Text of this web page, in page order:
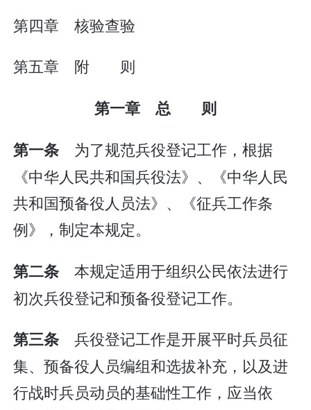
第四章 核验查验
第五章 附 则
第一章 总 则
第一条 为了规范兵役登记工作，根据
《中华人民共和国兵役法》、《中华人民
共和国预备役人员法》、《征兵工作条
例》，制定本规定。
第二条本规定适用于组织公民依法进行
初次兵役登记和预备役登记工作。
第三条兵役登记工作是开展平时兵员征
集、预备役人员编组和选拔补充，以及进
行战时兵员动员的基础性工作，应当依